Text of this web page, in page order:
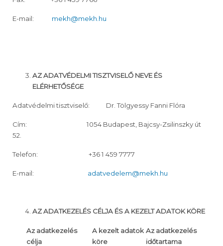
E-mail: mekh@mekh.hu
AZ ADATVÉDELMI TISZTVISELŐ NEVE ÉS
ELÉRHETŐSÉGE
Adatvédelmi tisztviselő: Dr. Tölgyessy Fanni Flóra
Cím: 1054 Budapest, Bajcsy-Zsilinszky út
52.
Telefon: +36 1 459 7777
E-mail: adatvedelem@mekh.hu
AZ ADATKEZELÉS CÉLJA ÉS A KEZELT ADATOK KÖRE
Az adatkezelés
célja
A kezelt adatok
köre
Az adatkezelés
időtartama